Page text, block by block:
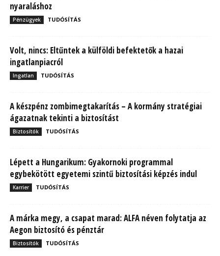
nyaraláshoz
Pénzügyek TUDÓSÍTÁS
Volt, nincs: Eltűntek a külföldi befektetők a hazai
ingatlanpiacról
Ingatlan TUDÓSÍTÁS
A készpénz zombimegtakarítás – A kormány stratégiai
ágazatnak tekinti a biztosítást
Biztosítók TUDÓSÍTÁS
Lépett a Hungarikum: Gyakornoki programmal
egybekötött egyetemi szintű biztosítási képzés indul
Karrier TUDÓSÍTÁS
A márka megy, a csapat marad: ALFA néven folytatja az
Aegon biztosító és pénztár
Biztosítók TUDÓSÍTÁS